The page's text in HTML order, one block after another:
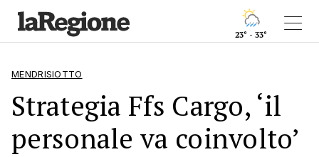
23° - 33°
MENDRISIOTTO
Strategia Ffs Cargo, ‘il
personale va coinvolto’